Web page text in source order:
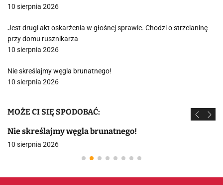
10 sierpnia 2026
Jest drugi akt oskarżenia w głośnej sprawie. Chodzi o strzelaninę
przy domu rusznikarza
10 sierpnia 2026
Nie skreślajmy węgla brunatnego!
10 sierpnia 2026
MOŻE CI SIĘ SPODOBAĆ:
Nie skreślajmy węgla brunatnego!
10 sierpnia 2026